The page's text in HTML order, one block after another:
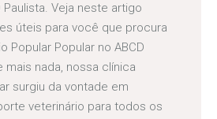
Paulista. Veja neste artigo
úteis para você que procura
Popular Popular no ABCD
mais nada, nossa clínica
surgiu da vontade em
veterinário para todos os